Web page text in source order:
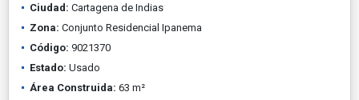
Ciudad: Cartagena de Indias
Zona: Conjunto Residencial Ipanema
Código: 9021370
Estado: Usado
Área Construida: 63 m²